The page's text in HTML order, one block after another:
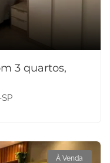
3 quartos,
À Venda